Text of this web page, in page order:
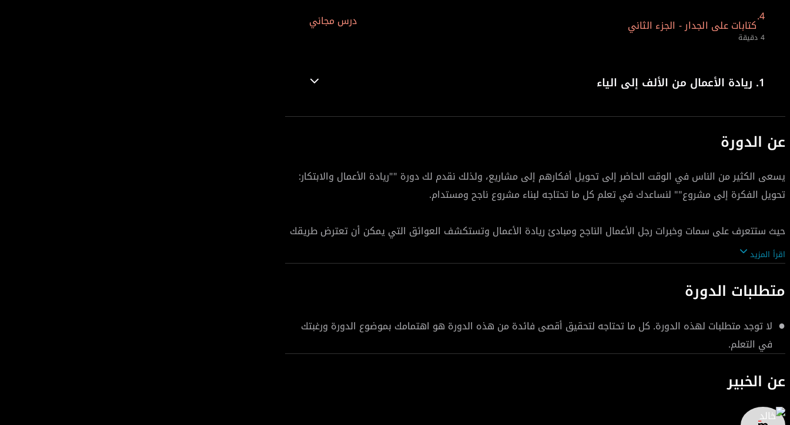
4.
كتابات على الجدار - الجزء الثاني درس مجاني
4 دقيقة
1. ريادة الأعمال من الألف إلى الياء
عن الدورة
يسعى الكثير من الناس في الوقت الحاضر إلى تحويل أفكارهم إلى مشاريع، ولذلك نقدم لك دورة ""ريادة الأعمال والابتكار:
حيث ستتعرف على سمات وخبرات رجل الأعمال الناجح ومبادئ ريادة الأعمال وتستكشف العوائق التي يمكن أن تعترض طريقك
وكيفية التغلب عليها. سنقوم أيضًا بتقديم خريطة الطريق التي ستوجهك خطوة بخطوة نحو بناء مشروعك الخاص، بدءًا من
علاوة على ذلك، سنتناول نماذج التقييم الشركات الناشئة وكيفية التفاوض مع العملاء والموردين بفعالية. كما ستتعلم كيفية
انضم إلينا الآن لتكتسب المعرفة والأدوات التي تحتاجها لتحقيق أهدافك في ريادة الأعمال.
اقرأ المزيد
متطلبات الدورة
لا توجد متطلبات لهذه الدورة. كل ما تحتاجه لتحقيق أقصى فائدة من هذه الدورة هو اهتمامك بموضوع الدورة ورغبتك
في التعلم.
عن الخبير